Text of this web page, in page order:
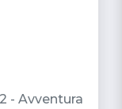
- Avventura